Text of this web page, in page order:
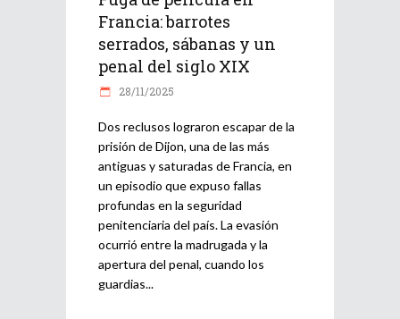
Francia: barrotes
serrados, sábanas y un
penal del siglo XIX
28/11/2025
Dos reclusos lograron escapar de la
prisión de Dijon, una de las más
antiguas y saturadas de Francia, en
un episodio que expuso fallas
profundas en la seguridad
penitenciaria del país. La evasión
ocurrió entre la madrugada y la
apertura del penal, cuando los
guardias